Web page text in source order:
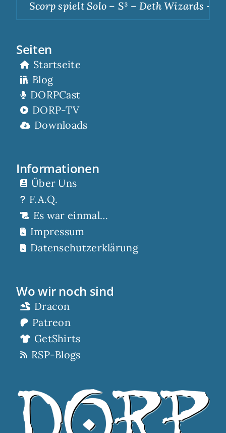
Scorp spielt Solo – S³ – Deth Wizards –
Seiten
Startseite
Blog
DORPCast
DORP-TV
Downloads
Informationen
Über Uns
F.A.Q.
Es war einmal…
Impressum
Datenschutzerklärung
Wo wir noch sind
Dracon
Patreon
GetShirts
RSP-Blogs